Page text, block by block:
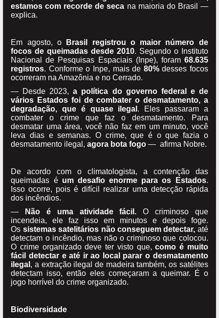
estamos com recorde de seca na maioria do Brasil —
explica.
Em agosto, o
Brasil registrou o maior número de
focos de queimadas desde 2010. Segundo o Instituto
Nacional de Pesquisas Espaciais (Inpe), foram68.635
registros. Conforme o Inpe, mais de 80%desses focos
ocorreram na Amazônia e no Cerrado.
— Desde 2023,a política do governo federal e de
vários Estados foi de combater o desmatamento, a
degradação, que é quase ilegal . Eles passaram a
combater o crime que faz o desmatamento. Para
desmatar uma área, você não faz em um minuto, você
leva dias e semanas. O crime, que é o que fazia o
desmatamento ilegal,agora bota fogo— afirma Nobre.
De acordo com o climatologista, a contenção das
queimadas é um desafio enorme para os Estados.
Isso ocorre, pois é difícil realizar uma detecção rápida
dos incêndios.
—
Não é uma atividade fácil. O criminoso que
incendeia, ele faz isso em minutos e depois foge.
Os sistemas satelitários não conseguem detectar, até
detectam o incêndio, mas não o criminoso que colocou.
O crime organizado deve ter visto que,como é muito
fácil detectar e até ir ao local parar o desmatamento
ilegal , a extração ilegal de madeira também, os satélites
detectam isso, então eles começaram a queimar. É o
jogo horrível do crime organizado.
Biodiversidade